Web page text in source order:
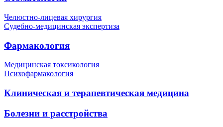
Челюстно-лицевая хирургия
Судебно-медицинская экспертиза
Фармакология
Медицинская токсикология
Психофармакология
Клиническая и терапевтическая медицина
Болезни и расстройства